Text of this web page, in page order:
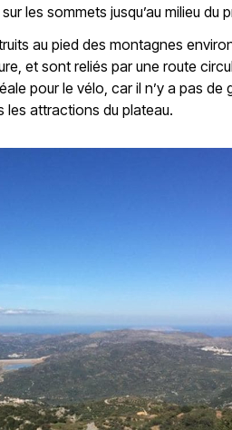
les sommets jusqu’au milieu du
au pied des montagnes
et sont reliés par une route
pour le vélo, car il n’y a pas de
les attractions du plateau.